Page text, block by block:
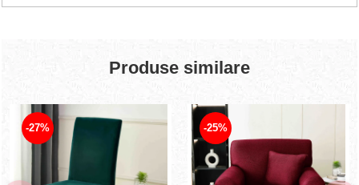
Produse similare
-27% -25%